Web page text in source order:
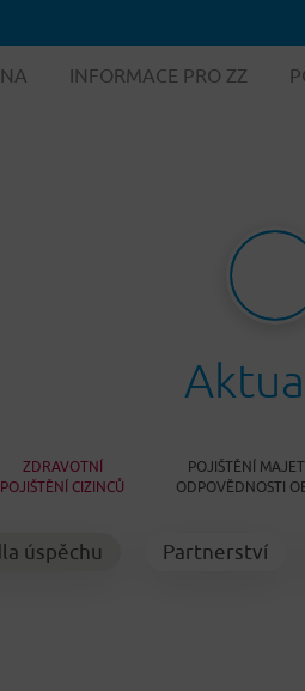
INFORMACE PRO ZZ
ZDRAVOTNÍ
POJIŠTĚNÍ CIZINCŮ
POJIŠTĚNÍ
ODPOVĚDNOSTI
úspěchu Partnerství